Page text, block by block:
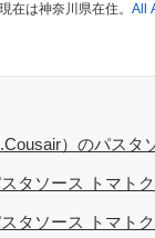
在は神奈川県在住。 All
）のパスタ
タソース トマト
タソース トマト